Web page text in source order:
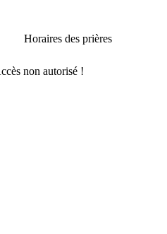
Horaires des prières